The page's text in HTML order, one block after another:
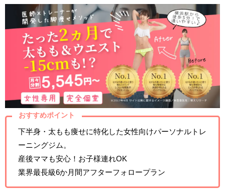
おすすめポイント
下半身・太もも痩せに特化した女性向けパーソナルトレ
ーニングジム。
産後ママも安心！お子様連れOK
業界最長級6か月間アフターフォロープラン